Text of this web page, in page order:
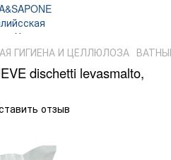
ГИГИЕНА И ЦЕЛЛЮЛОЗА
dischetti levasmalto,
отзыв